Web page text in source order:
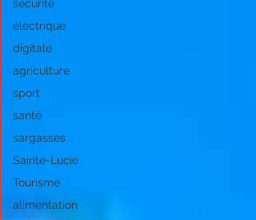
sécurité
électrique
digitale
agriculture
sport
santé
sargasses
Sainte-Lucie
Tourisme
alimentation